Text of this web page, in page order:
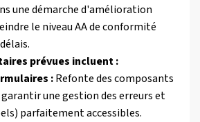
une démarche d'amélioration
le niveau AA de conformité
prévues incluent :
:Refonte des composants
une gestion des erreurs et
parfaitement accessibles.